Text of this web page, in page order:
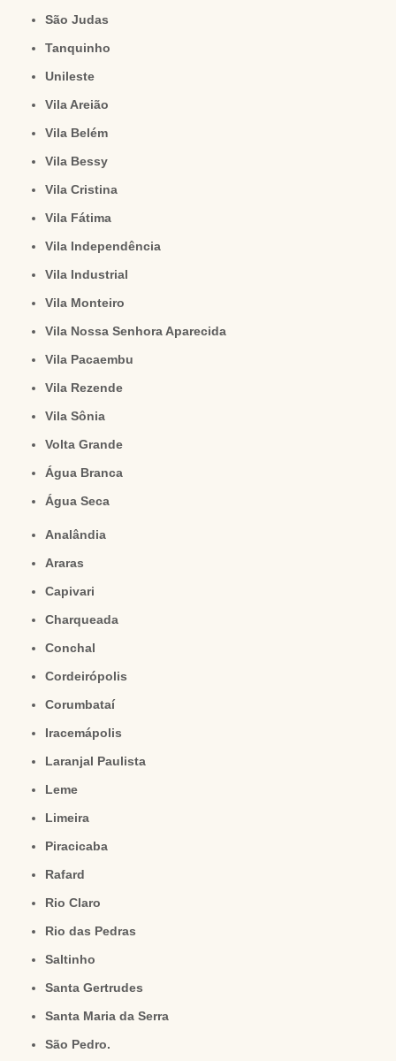
São Judas
Tanquinho
Unileste
Vila Areião
Vila Belém
Vila Bessy
Vila Cristina
Vila Fátima
Vila Independência
Vila Industrial
Vila Monteiro
Vila Nossa Senhora Aparecida
Vila Pacaembu
Vila Rezende
Vila Sônia
Volta Grande
Água Branca
Água Seca
Analândia
Araras
Capivari
Charqueada
Conchal
Cordeirópolis
Corumbataí
Iracemápolis
Laranjal Paulista
Leme
Limeira
Piracicaba
Rafard
Rio Claro
Rio das Pedras
Saltinho
Santa Gertrudes
Santa Maria da Serra
São Pedro.